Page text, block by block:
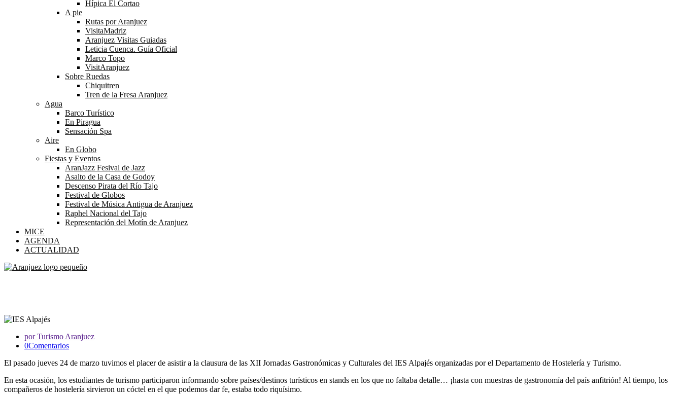
Hípica El Cortao
A pie
Rutas por Aranjuez
VisitaMadriz
Aranjuez Visitas Guiadas
Leticia Cuenca. Guía Oficial
Marco Topo
VisitAranjuez
Sobre Ruedas
Chiquitren
Tren de la Fresa Aranjuez
Agua
Barco Turístico
En Piragua
Sensación Spa
Aire
En Globo
Fiestas y Eventos
AranJazz Fesival de Jazz
Asalto de la Casa de Godoy
Descenso Pirata del Río Tajo
Festival de Globos
Festival de Música Antigua de Aranjuez
Raphel Nacional del Tajo
Representación del Motín de Aranjuez
MICE
AGENDA
ACTUALIDAD
por Turismo Aranjuez
0Comentarios
El pasado jueves 24 de marzo tuvimos el placer de asistir a la clausura de las XII Jornadas Gastronómicas y Culturales del IES Alpajés organizadas por el Departamento de Hostelería y Turismo.
En esta ocasión, los estudiantes de turismo participaron informando sobre países/destinos turísticos en stands en los que no faltaba detalle… ¡hasta con muestras de gastronomía del país anfitrión! Al tiempo, los
compañeros de hostelería sirvieron un cóctel en el que podemos dar fe, estaba todo riquísimo.